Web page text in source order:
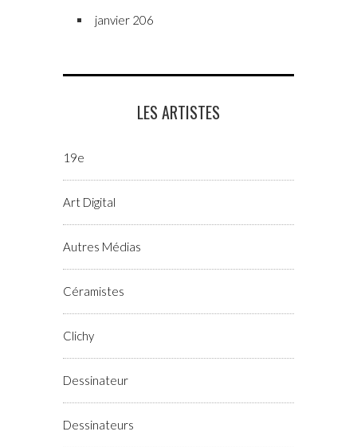
janvier 206
LES ARTISTES
19e
Art Digital
Autres Médias
Céramistes
Clichy
Dessinateur
Dessinateurs